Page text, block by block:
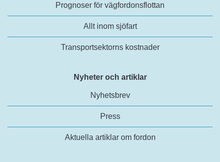
Prognoser för vägfordonsflottan
Allt inom sjöfart
Transportsektorns kostnader
Nyheter och artiklar
Nyhetsbrev
Press
Aktuella artiklar om fordon